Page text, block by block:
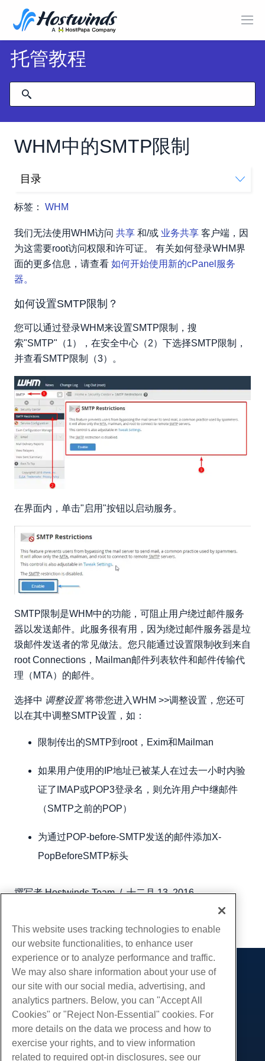
托管教程
WHM中的SMTP限制
标签： WHM
目录
我们无法使用WHM访问 共享 和/或 业务共享 客户端，因
为这需要root访问权限和许可证。 有关如何登录WHM界
面的更多信息，请查看 如何开始使用新的cPanel服务
器。
如何设置SMTP限制？
您可以通过登录WHM来设置SMTP限制，搜
索"SMTP"（1），在安全中心（2）下选择SMTP限制，
并查看SMTP限制（3）。
在界面内，单击"启用"按钮以启动服务。
SMTP限制是WHM中的功能，可阻止用户绕过邮件服务
器以发送邮件。此服务很有用，因为绕过邮件服务器是垃
圾邮件发送者的常见做法。您只能通过设置限制收到来自
root Connections，Mailman邮件列表软件和邮件传输代
理（MTA）的邮件。
选择中 调整设置将带您进入WHM >>调整设置，您还可
以在其中调整SMTP设置，如：
限制传出的SMTP到root，Exim和Mailman
如果用户使用的IP地址已被某人在过去一小时内验
证了IMAP或POP3登录名，则允许用户中继邮件
（SMTP之前的POP）
为通过POP-before-SMTP发送的邮件添加X-
PopBeforeSMTP标头
撰写者 Hostwinds Team/十二月 13, 2016
产品展示
虚拟主机
企业主机
转销商托管
白标经销商
服务
网站迁移
社区
产品资料
公司
This website uses tracking technologies to enable
our website functionalities, to enhance user
experience or to analyze performance and traffic.
We may also share information about your use of
our site with our social media, advertising, and
analytics partners. Below, you can "Accept All
Cookies" or "Reject Non-Essential" cookies. For
more details on the data we process and how to
exercise your rights, and to view information
related to required opt-in disclosures, see our